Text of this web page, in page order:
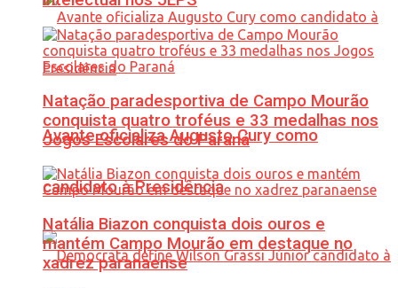
Avante oficializa Augusto Cury como
candidato à Presidência
Natação paradesportiva de Campo Mourão
conquista quatro troféus e 33 medalhas nos
Jogos Escolares do Paraná
Natália Biazon conquista dois ouros e
mantém Campo Mourão em destaque no
xadrez paranaense